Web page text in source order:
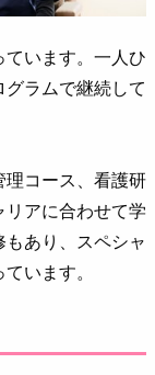
ています。一人ひ
ラムで継続して
理コース、看護研
リアに合わせて学
あり、スペシャ
います。